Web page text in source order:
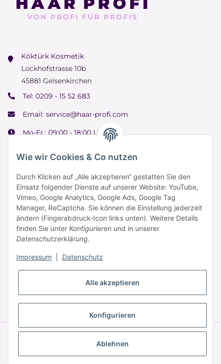
Wie wir Cookies & Co nutzen
Durch Klicken auf „Alle akzeptieren“ gestatten Sie den
Einsatz folgender Dienste auf unserer Website: YouTube,
Vimeo, Google Analytics, Google Ads, Google Tag
Manager, ReCaptcha. Sie können die Einstellung jederzeit
ändern (Fingerabdruck-Icon links unten). Weitere Details
finden Sie unter Konfigurieren und in unserer
Datenschutzerklärung.
Impressum Datenschutz
Alle akzeptieren
Konfigurieren
Ablehnen
Köktürk Kosmetik
Lockhofstrasse 10b
45881 Gelsenkirchen
Tel: 0209 - 15 52 683
Email: service@haar-profi.com
Mo-Fr.: 09:00 - 18:00 Uhr
Samstag: 09:00 - 15:00 Uhr
Informationen
Zahlung & Versand
© © 2025 HAAR PROFI – A brand of Novon Professional GmbH
JTL-Shop|FIRE JTL-Shop Template